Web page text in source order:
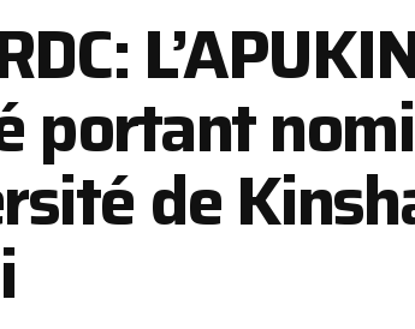
portant
de